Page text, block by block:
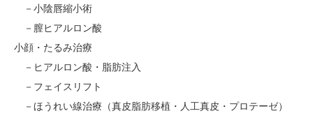
小陰唇縮小術
膣ヒアルロン酸
小顔・たるみ治療
ヒアルロン酸・脂肪注入
フェイスリフト
ほうれい線治療（真皮脂肪移植・人工真皮・プロテーゼ）